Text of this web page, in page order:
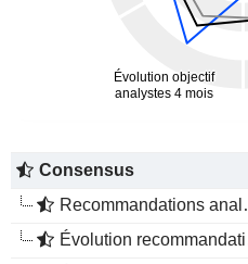
Consensus
Recommandations analystes
Évolution recommandations analystes 1 an